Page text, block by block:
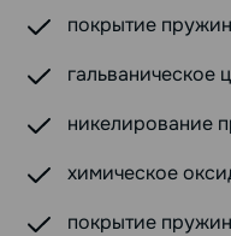
покрытие
гальваническое
никелирование
химическое
покрытие